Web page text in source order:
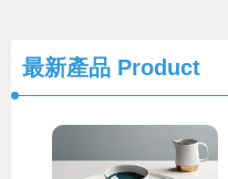
最新產品 Product